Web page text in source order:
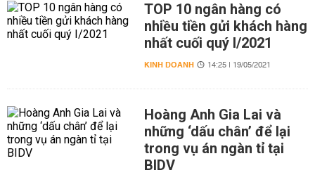
TOP 10 ngân hàng có
nhiều tiền gửi khách hàng
nhất cuối quý I/2021
KINH DOANH 14:25 | 19/05/2021
Hoàng Anh Gia Lai và
những ‘dấu chân’ để lại
trong vụ án ngàn tỉ tại
BIDV